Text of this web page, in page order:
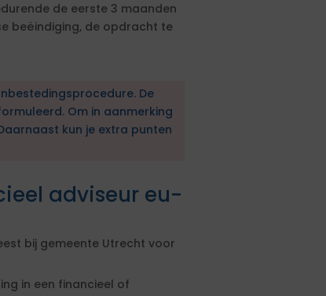
de eerste 3 maanden
beëindiging, de opdracht te
De
Om in aanmerking
kun je extra punten
adviseur eu-
bij gemeente Utrecht voor
in een financieel of